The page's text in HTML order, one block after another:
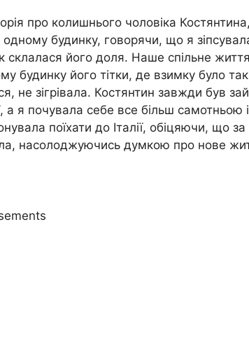
про колишнього чоловіка
будинку, говорячи, що я
склалася його доля. Наше спільне
будинку його тітки, де взимку було
не зігрівала. Костянтин завжди був
а я почувала себе все більш
поїхати до Італії, обіцяючи, що
насолоджуючись думкою про нове